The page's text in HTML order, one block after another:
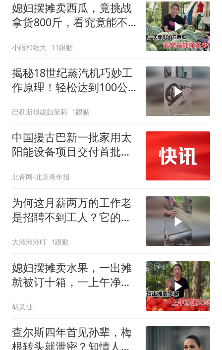
媳妇摆摊卖西瓜，竟挑战
拿货800斤，看究竟能不
小雨和雄大 11跟贴
揭秘18世纪蒸汽机巧妙工
作原理！轻松达到100公
巴勒斯坦媳妇茉莉 1跟贴
中国援古巴新一批家用太
阳能设备项目交付首批物
北青网-北京青年报
为何这月薪两万的工作老
是招聘不到工人？它的危
大沛沛沛吖 1跟贴
媳妇摆摊卖水果，一出摊
就被订十箱，一上午净赚
胡又扯
查尔斯四年首见孙辈，梅
根转头就泄密？知情人：